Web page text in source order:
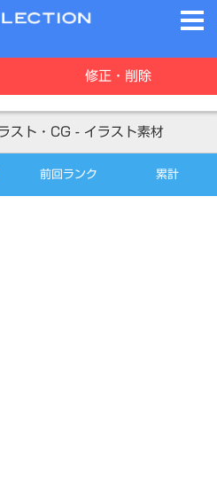
修正・削除
スト・CG - イラスト素材
前回ランク 累計